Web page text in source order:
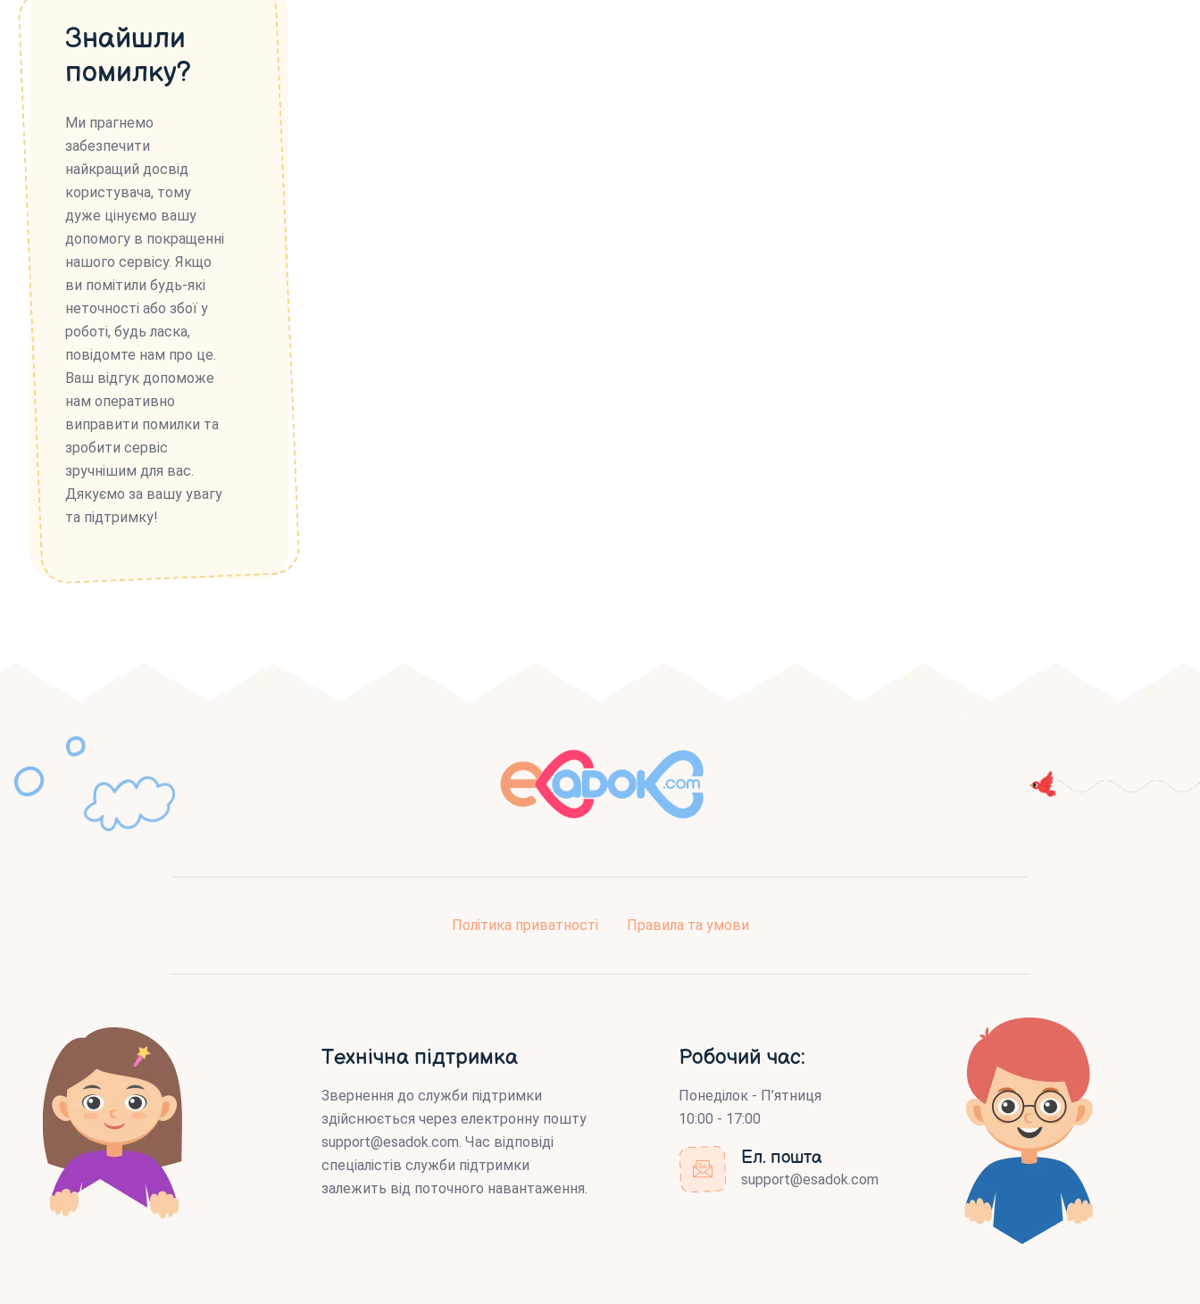
Знайшли
помилку?
Ми прагнемо
забезпечити
найкращий досвід
користувача, тому
дуже цінуємо вашу
допомогу в покращенні
нашого сервісу. Якщо
ви помітили будь-які
неточності або збої у
роботі, будь ласка,
повідомте нам про це.
Ваш відгук допоможе
нам оперативно
виправити помилки та
зробити сервіс
зручнішим для вас.
Дякуємо за вашу увагу
та підтримку!
Політика приватності Правила та умови
Технічна підтримка
Звернення до служби підтримки
здійснюється через електронну пошту
support@esadok.com . Час відповіді
спеціалістів служби підтримки
залежить від поточного навантаження.
Робочий час:
Понеділок - П’ятниця
10:00 - 17:00
Ел. пошта
support@esadok.com